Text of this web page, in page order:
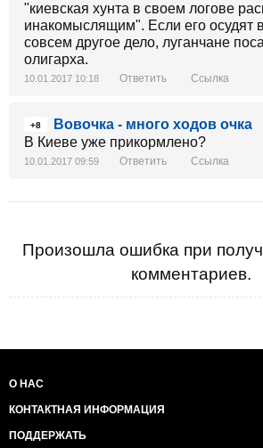
"киевская хунта в своем логове
инакомыслящим". Если его осудят
совсем другое дело, луганчане
олигарха.
10.01.2017 10:18 Ответить Ссылка
+8
Вовочка - много ходов очка
В Киеве уже прикормлено?
10.01.2017 09:59 Ответить Ссылка
Произошла ошибка при
комментариев.
О НАС
КОНТАКТНАЯ ИНФОРМАЦИЯ
ПОДДЕРЖАТЬ